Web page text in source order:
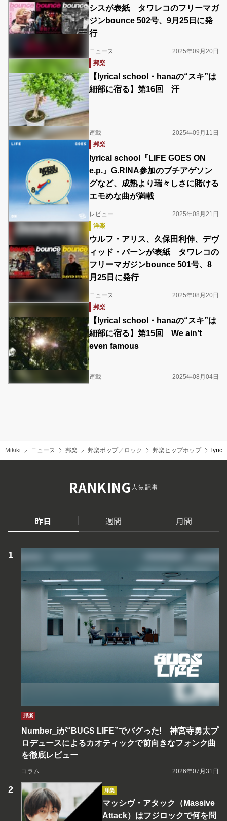
シスが表紙 タワレコのフリーマガ
ジンbounce 502号、9月25日に発
行
ニュース
2025年09月20日
邦楽
【lyrical school・hanaの“スキ”は
細部に宿る】第16回 汗
連載
2025年09月11日
邦楽
lyrical school『LIFE GOES ON
e.p.』G.RINA参加のブチアゲソン
グなど、成熟より瑞々しさに賭ける
エモめな曲が満載
レビュー
2025年08月21日
洋楽
ウルフ・アリス、久保田利伸、デヴ
ィッド・バーンが表紙 タワレコの
フリーマガジンbounce 501号、8
月25日に発行
ニュース
2025年08月20日
邦楽
【lyrical school・hanaの“スキ”は
細部に宿る】第15回 We ain’t
even famous
連載 2025年08月04日
Mikiki ニュース 邦楽 邦楽ポップ／ロック 邦楽ヒップホップ
RANKING人気記事
昨日 週間 月間
邦楽
Number_iが“BUGS LIFE”でバグった! 神宮寺勇太プ
ロデュースによるカオティックで前向きなフォンク曲
を徹底レビュー
コラム 2026年07月31日
洋楽
マッシヴ・アタック（Massive
Attack）はフジロックで何を問